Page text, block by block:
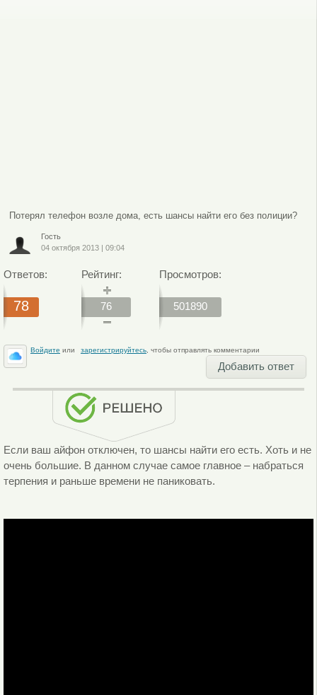
Потерял телефон возле дома, есть шансы найти его без полиции?
Гость
04 октября 2013| 09:04
Ответов:
78
Рейтинг:
76
Просмотров:
501890
Войдите или зарегистрируйтесь, чтобы отправлять комментарии
Добавить ответ
Если ваш айфон отключен, то шансы найти его есть. Хоть и не
очень большие. В данном случае самое главное – набраться
терпения и раньше времени не паниковать.